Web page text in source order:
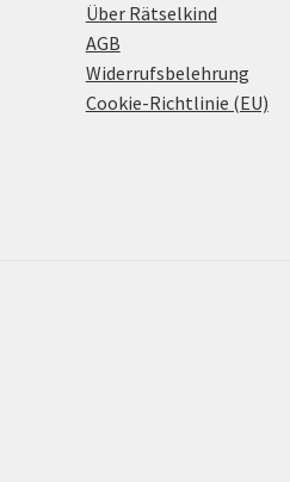
Über Rätselkind
AGB
Widerrufsbelehrung
Cookie-Richtlinie (EU)